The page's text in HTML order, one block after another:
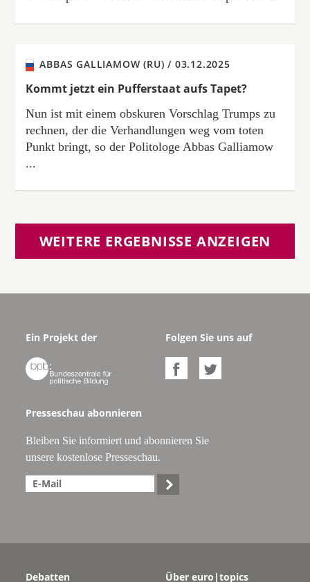
ABBAS GALLIAMOW (RU) / 03.12.2025
Kommt jetzt ein Pufferstaat aufs Tapet?
Nun ist mit einem obskuren Vorschlag Trumps zu
rechnen, der die Verhandlungen weg vom toten
Punkt bringt, so der Politologe Abbas Galliamow
...
WEITERE ERGEBNISSE ANZEIGEN
Ein Projekt der

Folgen Sie uns auf
 
Presseschau abonnieren
Bleiben Sie informiert und abonnieren Sie
unsere kostenlose Presseschau.

Debatten Über euro|topics